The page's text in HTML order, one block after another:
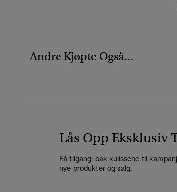
Andre Kjøpte Også...
Lås Opp Eksklusiv
Få tilgang: bak kulissene til
nye produkter og salg.